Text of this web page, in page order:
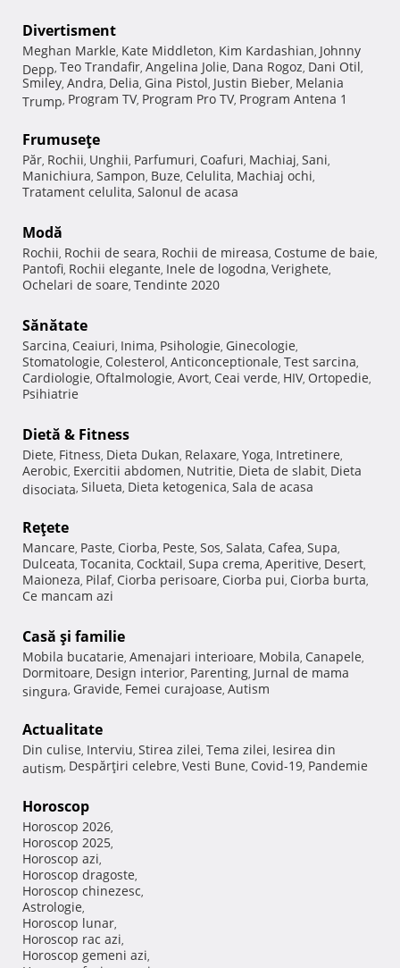
Divertisment
Meghan Markle, Kate Middleton, Kim Kardashian, Johnny
Depp, Teo Trandafir, Angelina Jolie, Dana Rogoz, Dani Otil,
Smiley, Andra, Delia, Gina Pistol, Justin Bieber, Melania
Trump, Program TV, Program Pro TV, Program Antena 1
Frumuseţe
Păr, Rochii, Unghii, Parfumuri, Coafuri, Machiaj, Sani,
Manichiura, Sampon, Buze, Celulita, Machiaj ochi,
Tratament celulita, Salonul de acasa
Modă
Rochii, Rochii de seara, Rochii de mireasa, Costume de baie,
Pantofi, Rochii elegante, Inele de logodna, Verighete,
Ochelari de soare, Tendinte 2020
Sănătate
Sarcina, Ceaiuri, Inima, Psihologie, Ginecologie,
Stomatologie, Colesterol, Anticonceptionale, Test sarcina,
Cardiologie, Oftalmologie, Avort, Ceai verde, HIV, Ortopedie,
Psihiatrie
Dietă & Fitness
Diete, Fitness, Dieta Dukan, Relaxare, Yoga, Intretinere,
Aerobic, Exercitii abdomen, Nutritie, Dieta de slabit, Dieta
disociata, Silueta, Dieta ketogenica, Sala de acasa
Reţete
Mancare, Paste, Ciorba, Peste, Sos, Salata, Cafea, Supa,
Dulceata, Tocanita, Cocktail, Supa crema, Aperitive, Desert,
Maioneza, Pilaf, Ciorba perisoare, Ciorba pui, Ciorba burta,
Ce mancam azi
Casă şi familie
Mobila bucatarie, Amenajari interioare, Mobila, Canapele,
Dormitoare, Design interior, Parenting, Jurnal de mama
singura, Gravide, Femei curajoase, Autism
Actualitate
Din culise, Interviu, Stirea zilei, Tema zilei, Iesirea din
autism, Despărţiri celebre, Vesti Bune, Covid-19, Pandemie
Horoscop
Horoscop 2026,
Horoscop 2025,
Horoscop azi,
Horoscop dragoste,
Horoscop chinezesc,
Astrologie,
Horoscop lunar,
Horoscop rac azi,
Horoscop gemeni azi,